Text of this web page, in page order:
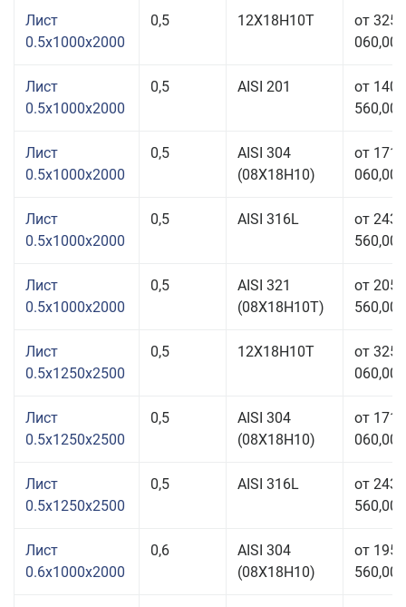
Лист
0.5x1000x2000
0,5 12Х18Н10Т
от 325
060,00
Лист
0.5x1000x2000
0,5 AISI 201
от 140
560,00
Лист
0.5x1000x2000
0,5
AISI 304
(08Х18Н10)
от 171
060,00
Лист
0.5x1000x2000
0,5 AISI 316L
от 243
560,00
Лист
0.5x1000x2000
0,5
AISI 321
(08Х18Н10T)
от 205
560,00
Лист
0.5x1250x2500
0,5 12Х18Н10Т
от 325
060,00
Лист
0.5x1250x2500
0,5
AISI 304
(08Х18Н10)
от 171
060,00
Лист
0.5x1250x2500
0,5 AISI 316L
от 243
560,00
Лист
0.6x1000x2000
0,6
AISI 304
(08Х18Н10)
от 195
560,00